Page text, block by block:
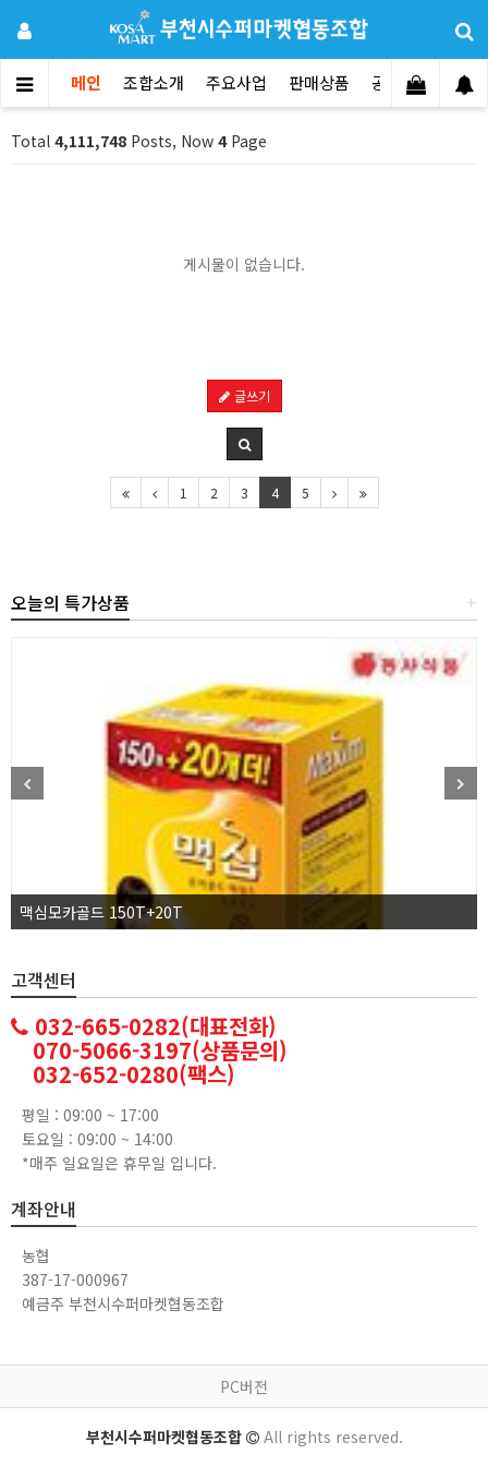
메인 조합소개 주요사업 판매상품 공지사항 문
Total 4,111,748 Posts, Now 4Page
게시물이 없습니다.
글쓰기
1 2 3 4 5
+
오늘의 특가상품
맥심모카골드 150T+20T
고객센터
032-665-0282(대표전화)
070-5066-3197(상품문의)
032-652-0280(팩스)
평일 : 09:00 ~ 17:00
토요일 : 09:00 ~ 14:00
*매주 일요일은 휴무일 입니다.
계좌안내
농협
387-17-000967
예금주 부천시수퍼마켓협동조합
PC버전
부천시수퍼마켓협동조합 All rights reserved.